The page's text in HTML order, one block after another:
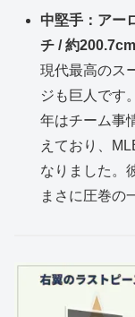
中堅手：アー
チ / 約200.7cm
現代最高のス
ジも巨人です
年はチーム事
えており、
なりました。
まさに圧巻の